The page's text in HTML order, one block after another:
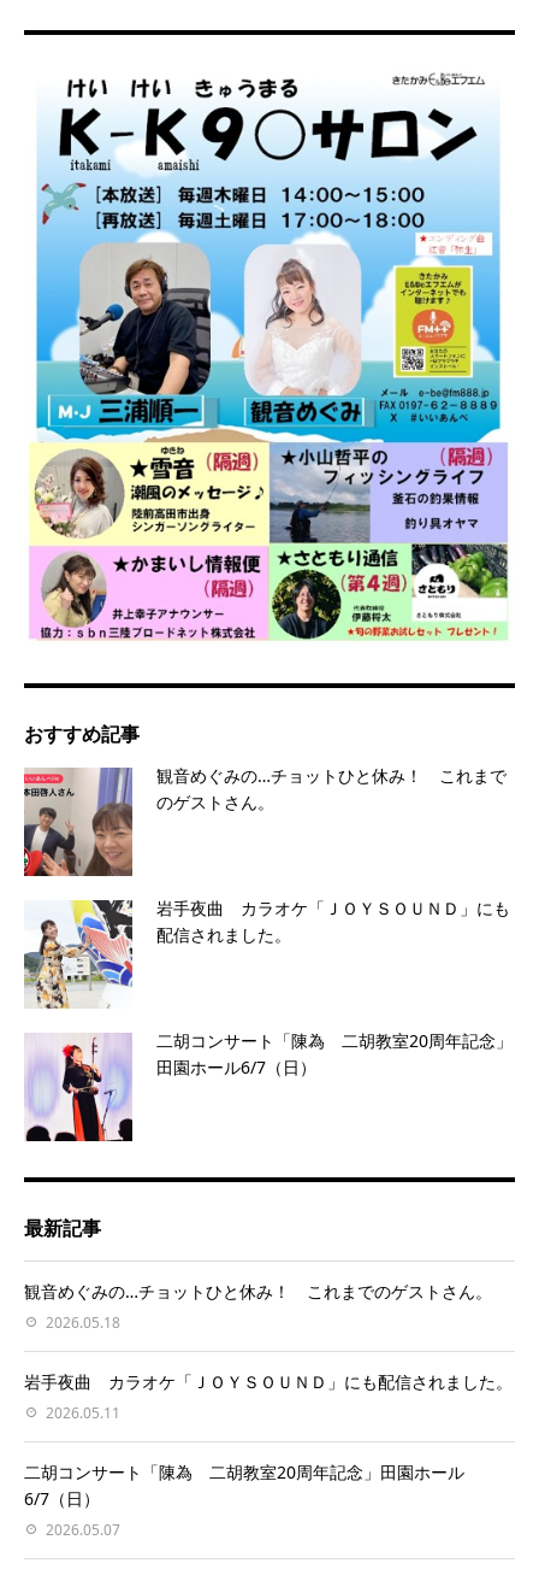
おすすめ記事
観音めぐみの…チョットひと休み！ これまで
のゲストさん。
岩手夜曲 カラオケ「ＪＯＹＳＯＵＮＤ」にも
配信されました。
二胡コンサート「陳為 二胡教室20周年記念」
田園ホール6/7（日）
最新記事
観音めぐみの…チョットひと休み！ これまでのゲストさん。
2026.05.18
岩手夜曲 カラオケ「ＪＯＹＳＯＵＮＤ」にも配信されました。
2026.05.11
二胡コンサート「陳為 二胡教室20周年記念」田園ホール
6/7（日）
2026.05.07